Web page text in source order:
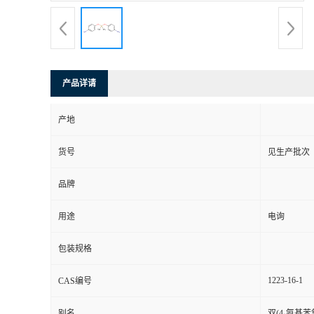
产品详请
产地
货号 见生产批次
品牌
用途 电询
包装规格
CAS编号 1223-16-1